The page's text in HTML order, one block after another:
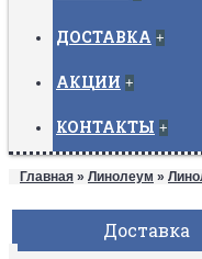
ДОСТАВКА +
АКЦИИ +
КОНТАКТЫ +
Главная » Линолеум »
Доставка